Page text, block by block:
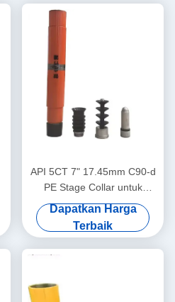
API 5CT 7" 17.45mm C90-d
PE Stage Collar untuk
Semen Sumur Minyak
Dapatkan Harga
Terbaik